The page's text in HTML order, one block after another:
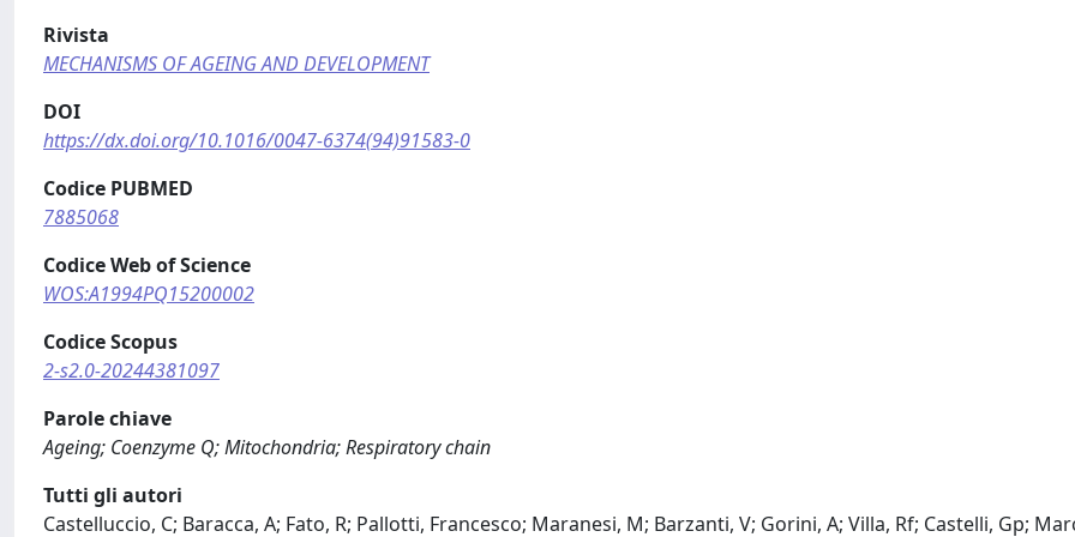
Rivista
MECHANISMS OF AGEING AND DEVELOPMENT
DOI
https://dx.doi.org/10.1016/0047-6374(94)91583-0
Codice PUBMED
7885068
Codice Web of Science
WOS:A1994PQ15200002
Codice Scopus
2-s2.0-20244381097
Parole chiave
Ageing; Coenzyme Q; Mitochondria; Respiratory chain
Tutti gli autori
Castelluccio, C; Baracca, A; Fato, R; Pallotti, Francesco; Maranesi, M; Barzanti, V; Gorini, A; Villa, Rf; Castelli, Gp;